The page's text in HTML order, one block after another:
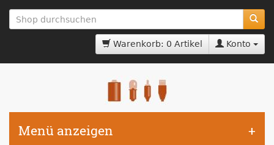
zum
Hauptinhalt
Warenkorb: 0 Artikel Konto
Menü anzeigen